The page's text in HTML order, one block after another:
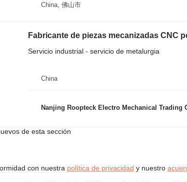
China, 佛山市
Fabricante de piezas mecanizadas CNC
Servicio industrial - servicio de metalurgia
China
Nanjing Roopteck Electro Mechanical Trading
de esta sección
con nuestra política de privacidad y nuestro